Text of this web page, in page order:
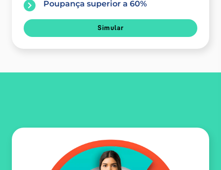
Poupança superior a 60%
Simular